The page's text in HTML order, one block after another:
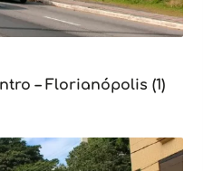
– Florianópolis (1)